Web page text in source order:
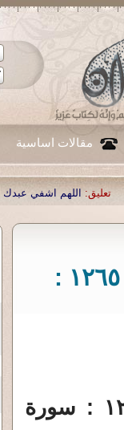
مقالات اساسية
احمد صبحي منصور |تعليق:
د. أحمد صبحى منصور - لحظات قرآنية ١٢٦٥ :
د. أحمد صبحى منصور - لحظات قرآنية ١٢٦٥ : سورة